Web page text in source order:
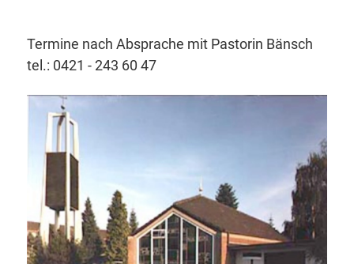
Termine nach Absprache mit Pastorin Bänsch
tel.: 0421 - 243 60 47